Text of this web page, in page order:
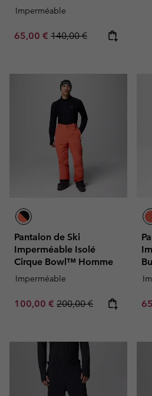
Imperméable
Sale price:
65,00 € Regular price:
140,00 €
Pantalon de Ski
Imperméable Isolé
Cirque Bowl™ Homme
Imperméable
Sale price:
100,00 € Regular price:
200,00 €